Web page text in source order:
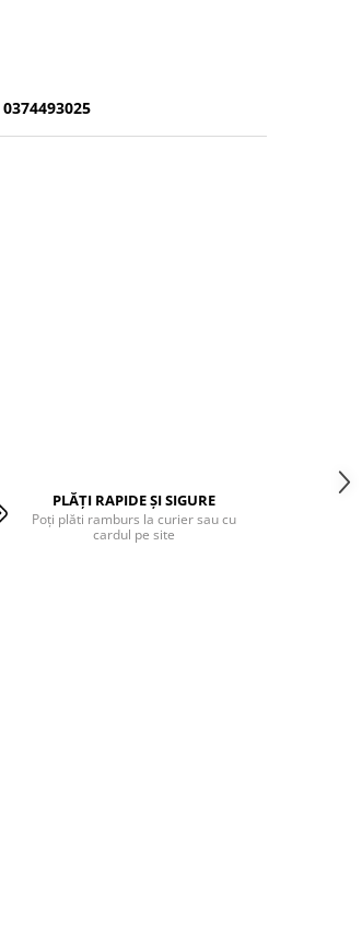
0374493025
PLĂȚI RAPIDE ȘI SIGURE
Poți plăti ramburs la curier sau cu
cardul pe site